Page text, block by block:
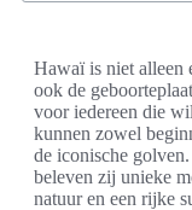
Hawaï is niet alleen
ook de
voor iedereen die
kunnen zowel
de iconische
beleven zij unieke
natuur en een rijke